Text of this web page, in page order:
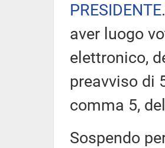
PRESIDENTE
aver luogo
elettronico,
preavviso di
comma 5,
Sospendo